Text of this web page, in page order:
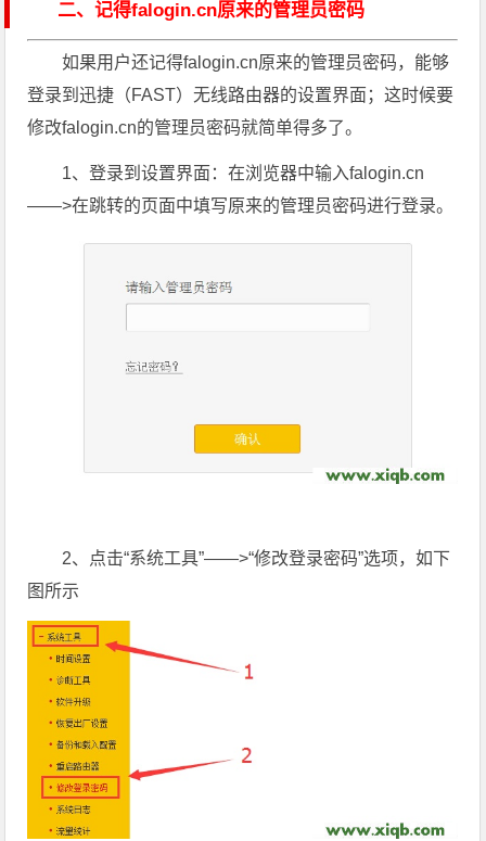
二、记得falogin.cn原来的管理员密码
如果用户还记得falogin.cn原来的管理员密码，能够
登录到迅捷（FAST）无线路由器的设置界面；这时候要
修改falogin.cn的管理员密码就简单得多了。
1、登录到设置界面：在浏览器中输入falogin.cn
——>在跳转的页面中填写原来的管理员密码进行登录。
2、点击“系统工具”——>“修改登录密码”选项，如下
图所示